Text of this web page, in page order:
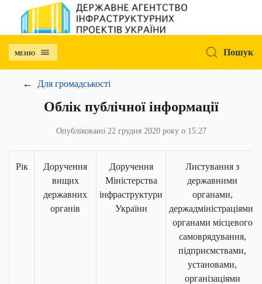
МЕНЮ Пошук
Для громадськості
Облік публічної інформації
Опубліковано 22 грудня 2020 року о 15:27
Рік
Доручення
вищих
державних
органів
Доручення
Міністерства
інфраструктури
України
Листування з
державними
органами,
держадміністраціями,
органами місцевого
самоврядування,
підприємствами,
установами,
організаціями